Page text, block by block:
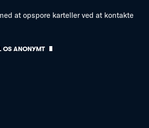
at opspore karteller ved at kontakte
OS ANONYMT